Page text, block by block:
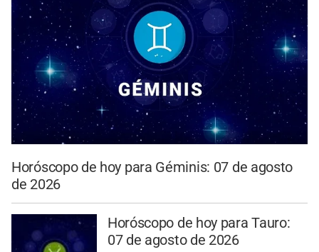
Horóscopo de hoy para Géminis: 07 de agosto
de 2026
Horóscopo de hoy para Tauro:
07 de agosto de 2026